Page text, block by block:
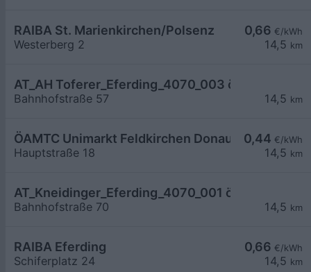
0,66 €/kWh
14,5 km
RAIBA St. Marienkirchen/Polsenz
Westerberg 2
14,5 km
AT_AH Toferer_Eferding_4070_003 öffentlich
Bahnhofstraße 57
0,44 €/kWh
14,5 km
ÖAMTC Unimarkt Feldkirchen Donau
Hauptstraße 18
14,5 km
AT_Kneidinger_Eferding_4070_001 öffentlich
Bahnhofstraße 70
0,66 €/kWh
14,5 km
RAIBA Eferding
Schiferplatz 24